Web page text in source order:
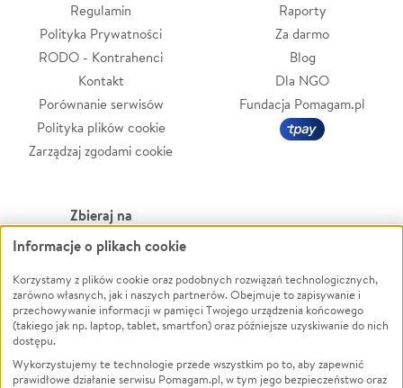
Regulamin
Polityka Prywatności
RODO - Kontrahenci
Kontakt
Porównanie serwisów
Polityka plików cookie
Zarządzaj zgodami cookie
Raporty
Za darmo
Blog
Dla NGO
Fundacja Pomagam.pl
Zbieraj na
Leczenie
Zwierzęta
Pożar
Ukraina
Pomoc Finansowa
Powódź
Wichura
NGO
Edukacja
Informacje o plikach cookie
Korzystamy z plików cookie oraz podobnych rozwiązań technologicznych,
zarówno własnych, jak i naszych partnerów. Obejmuje to zapisywanie i
przechowywanie informacji w pamięci Twojego urządzenia końcowego
(takiego jak np. laptop, tablet, smartfon) oraz późniejsze uzyskiwanie do nich
dostępu.
Wykorzystujemy te technologie przede wszystkim po to, aby zapewnić
prawidłowe działanie serwisu Pomagam.pl, w tym jego bezpieczeństwo oraz